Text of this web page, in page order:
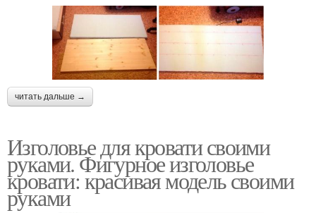
читать дальше →
Изголовье для кровати своими
руками. Фигурное изголовье
кровати: красивая модель своими
руками